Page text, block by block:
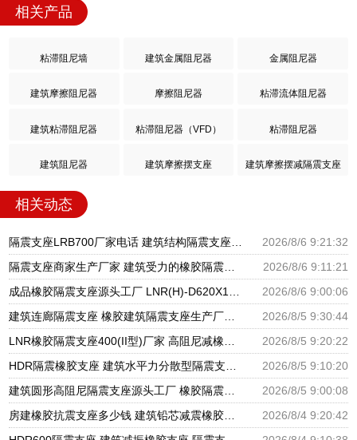
相关产品
粘滞阻尼墙 建筑金属阻尼器 金属阻尼器
建筑摩擦阻尼器 摩擦阻尼器 粘滞流体阻尼器
建筑粘滞阻尼器 粘滞阻尼器（VFD） 粘滞阻尼器
建筑阻尼器 建筑摩擦摆支座 建筑摩擦摆减隔震支座
相关动态
隔震支座LRB700厂家电话 建筑结构隔震支座厂家电话 LNR900隔震橡胶支座生产加工
2026/8/6 9:21:32
隔震支座商家生产厂家 建筑受力的橡胶隔震支座厂家 LNR隔震支座500厂家
2026/8/6 9:11:21
成品橡胶隔震支座源头工厂 LNR(H)-D620X179隔震支座源头工厂 水平分散型隔震支座生产厂家
2026/8/6 9:00:06
建筑连廊隔震支座 橡胶建筑隔震支座生产厂家 建筑铅芯隔振支座厂家
2026/8/5 9:30:44
LNR橡胶隔震支座400(II型)厂家 高阻尼减橡胶隔震支座厂家 建筑橡胶建筑隔震支座厂家
2026/8/5 9:20:22
HDR隔震橡胶支座 建筑水平力分散型隔震支座生产厂家 圆形高阻尼隔震支座的源头工厂
2026/8/5 9:10:20
建筑圆形高阻尼隔震支座源头工厂 橡胶隔震支座定制厂家 建筑橡胶隔震支座LRB500源头工厂
2026/8/5 9:00:08
房建橡胶抗震支座多少钱 建筑铅芯减震橡胶隔震支座厂家 LNR500橡胶支座厂家电话
2026/8/4 9:20:42